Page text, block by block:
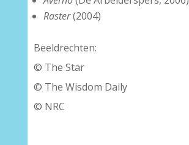
Raster(2004)
Beeldrechten:
© The Star
© The Wisdom Daily
© NRC